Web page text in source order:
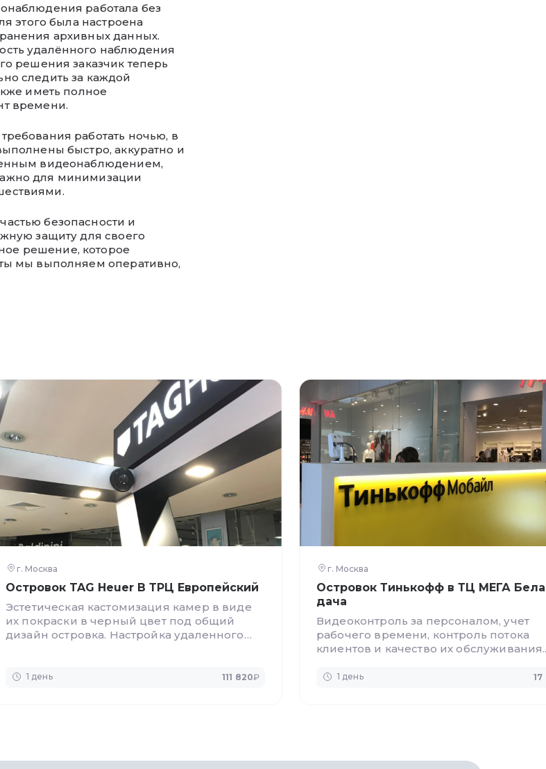
работала без
этого была настроена
архивных данных.
удалённого наблюдения
решения заказчик теперь
следить за каждой
иметь полное
времени.
работать ночью, в
быстро, аккуратно и
видеонаблюдением,
для минимизации
безопасности и
защиту для своего
решение, которое
мы выполняем оперативно,
г. Москва
Островок TAG Heuer В ТРЦ Европейский
Эстетическая кастомизация камер в виде
их покраски в черный цвет под общий
дизайн островка. Настройка удаленного
1 день 111 820₽
г. Москва
Островок Тинькофф в ТЦ МЕГА
дача
Видеоконтроль за персоналом, учет
рабочего времени, контроль потока
клиентов и качество их обслуживания.
1 день